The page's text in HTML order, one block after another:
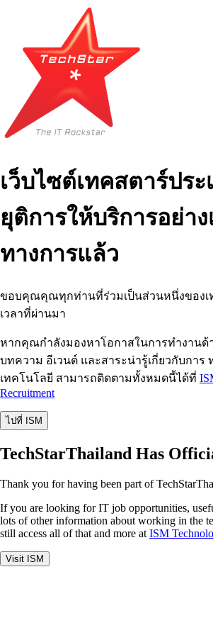
เว็บไซต์เทคสตาร์ประ
ยุติการให้บริการอย่าง
ทางการแล้ว
ขอบคุณคุณทุกท่านที่ร่วมเป็นส่วนหนึ่งของเ
เวลาที่ผ่านมา
หากคุณกำลังมองหาโอกาสในการทำงานด้
บทความ อีเวนต์ และสาระน่ารู้เกี่ยวกับการ
เทคโนโลยี สามารถติดตามทั้งหมดนี้ได้ที่
Recruitment
ไปที่ ISM
TechStarThailand Has
Thank you for having been part of
If you are looking for IT job opportunities,
lots of other information about working in the
still access all of that and more at ISM
Visit ISM